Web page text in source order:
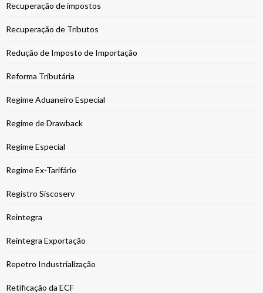
Recuperação de impostos
Recuperação de Tributos
Redução de Imposto de Importação
Reforma Tributária
Regime Aduaneiro Especial
Regime de Drawback
Regime Especial
Regime Ex-Tarifário
Registro Siscoserv
Reintegra
Reintegra Exportação
Repetro Industrialização
Retificação da ECF